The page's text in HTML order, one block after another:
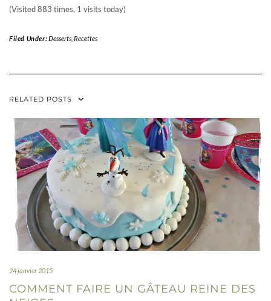
(Visited 883 times, 1 visits today)
Filed Under:Desserts, Recettes
RELATED POSTS
24 janvier 2015
COMMENT FAIRE UN GÂTEAU REINE DES